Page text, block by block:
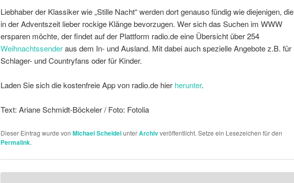
Liebhaber der Klassiker wie „Stille Nacht“ werden dort genauso fündig wie diejenigen, die
in der Adventszeit lieber rockige Klänge bevorzugen. Wer sich das Suchen im WWW
ersparen möchte, der findet auf der Plattform radio.de eine Übersicht über 254
Weihnachtssenderaus dem In- und Ausland. Mit dabei auch spezielle Angebote z.B. für
Schlager- und Countryfans oder für Kinder.
Laden Sie sich die kostenfreie App von radio.de hier herunter.
Text: Ariane Schmidt-Böckeler / Foto: Fotolia
Dieser Eintrag wurde von Michael ScheidelunterArchivveröffentlicht. Setze ein Lesezeichen für den
Permalink.